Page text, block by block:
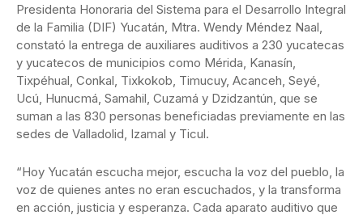
Presidenta Honoraria del Sistema para el Desarrollo Integral
de la Familia (DIF) Yucatán, Mtra. Wendy Méndez Naal,
constató la entrega de auxiliares auditivos a 230 yucatecas
y yucatecos de municipios como Mérida, Kanasín,
Tixpéhual, Conkal, Tixkokob, Timucuy, Acanceh, Seyé,
Ucú, Hunucmá, Samahil, Cuzamá y Dzidzantún, que se
suman a las 830 personas beneficiadas previamente en las
sedes de Valladolid, Izamal y Ticul.
“Hoy Yucatán escucha mejor, escucha la voz del pueblo, la
voz de quienes antes no eran escuchados, y la transforma
en acción, justicia y esperanza. Cada aparato auditivo que